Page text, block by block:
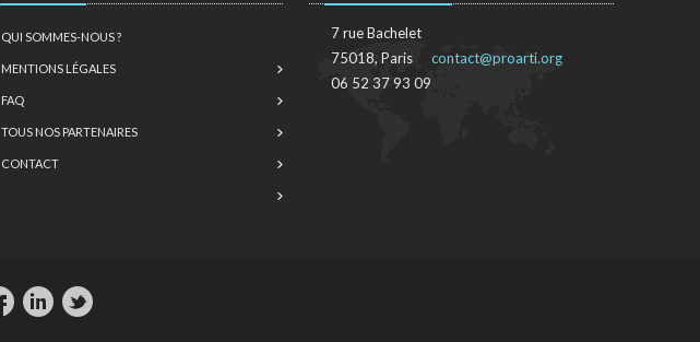
QUI SOMMES-NOUS ?
MENTIONS LÉGALES
FAQ
TOUS NOS PARTENAIRES
CONTACT
7 rue Bachelet
75018, Paris
06 52 37 93 09
contact@proarti.org